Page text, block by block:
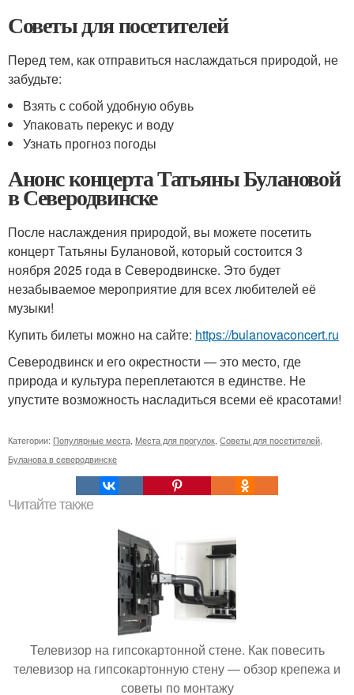
Советы для посетителей
Перед тем, как отправиться наслаждаться природой, не
забудьте:
Взять с собой удобную обувь
Упаковать перекус и воду
Узнать прогноз погоды
Анонс концерта Татьяны Булановой
в Северодвинске
После наслаждения природой, вы можете посетить
концерт Татьяны Булановой, который состоится 3
ноября 2025 года в Северодвинске. Это будет
незабываемое мероприятие для всех любителей её
музыки!
Купить билеты можно на сайте: https://bulanovaconcert.ru
Северодвинск и его окрестности — это место, где
природа и культура переплетаются в единстве. Не
упустите возможность насладиться всеми её красотами!
Категории: Популярные места Места для прогулок Советы для посетителей
Буланова в северодвинске
Читайте также
Телевизор на гипсокартонной стене. Как повесить
телевизор на гипсокартонную стену — обзор крепежа и
советы по монтажу